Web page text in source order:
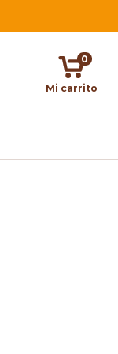
Mi carrito
0